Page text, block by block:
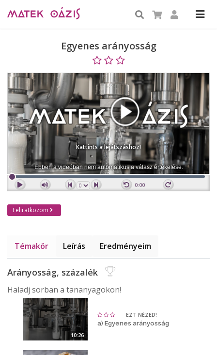
Egyenes arányosság
Kattints a lejátszáshoz!
Ebben a videóban nem automatikus a válasz értékelése.
0:00
Feliratkozom
Témakör Leírás Eredményeim
Arányosság, százalék
Haladj sorban a tananyagokon!
10:26
EZT NÉZED!
a) Egyenes arányosság